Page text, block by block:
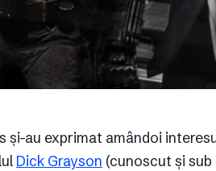
și-au exprimat amândoi
Dick Grayson (cunoscut și sub